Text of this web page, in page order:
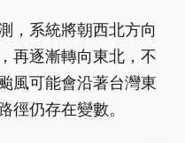
，系統將朝西北方向
再逐漸轉向東北，不
風可能會沿著台灣東
徑仍存在變數。